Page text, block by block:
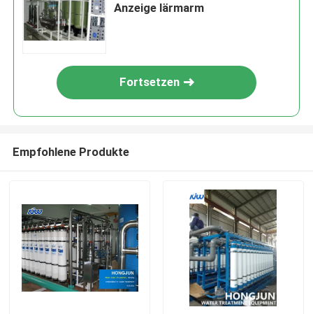
Anzeige lärmarm
Fortsetzen
Empfohlene Produkte